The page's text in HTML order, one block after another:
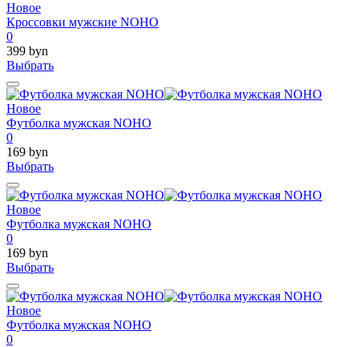
Новое
Кроссовки мужские NOHO
0
399 byn
Выбрать
Новое
Футболка мужская NOHO
0
169 byn
Выбрать
Новое
Футболка мужская NOHO
0
169 byn
Выбрать
Новое
Футболка мужская NOHO
0